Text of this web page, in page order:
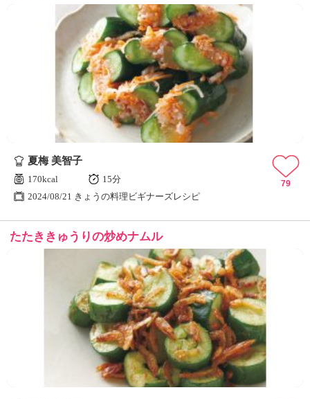
夏梅 美智子
170kcal
15分
2024/08/21 きょうの料理ビギナーズレシピ
79
たたききゅうりの炒めナムル